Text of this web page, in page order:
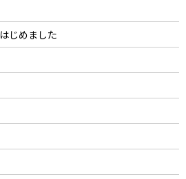
じめました